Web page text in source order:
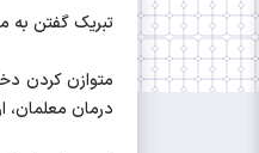
تبریک گفتن به
متوازن کردن
درمان معلمان،